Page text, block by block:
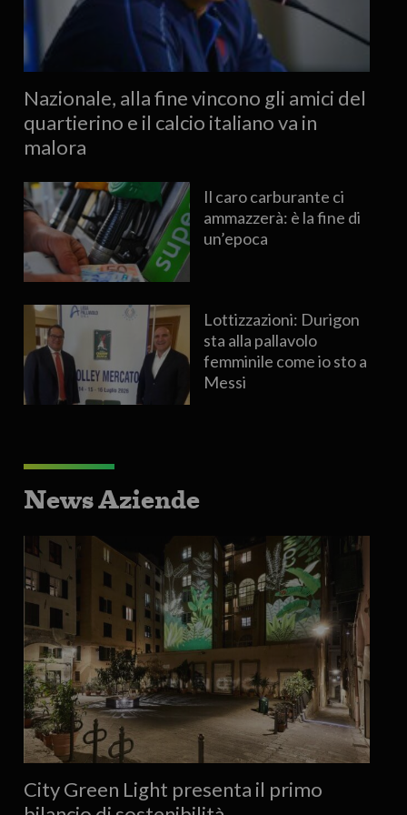
Nazionale, alla fine vincono gli amici del
quartierino e il calcio italiano va in
malora
Il caro carburante ci
ammazzerà: è la fine di
un’epoca
Lottizzazioni: Durigon
sta alla pallavolo
femminile come io sto a
Messi
News Aziende
City Green Light presenta il primo